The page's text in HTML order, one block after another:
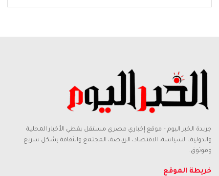
جريدة الخبر اليوم – موقع إخباري مصري مستقل يغطي الأخبار المحلية
والدولية، السياسة، الاقتصاد، الرياضة، المجتمع والثقافة بشكل سريع
وموثوق.
خريطة الموقع